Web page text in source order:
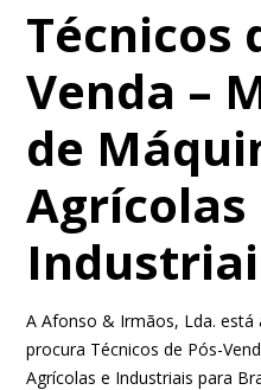
Técnicos
Venda –
de
Agrícolas
A Afonso & Irmãos, Lda. está
procura Técnicos de Pós-
Agrícolas e Industriais para